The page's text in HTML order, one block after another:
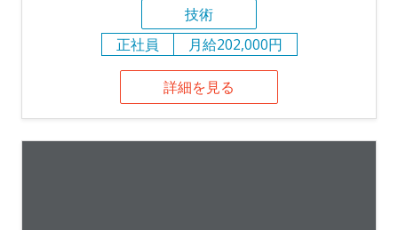
技術
正社員
月給202,000円
詳細を見る